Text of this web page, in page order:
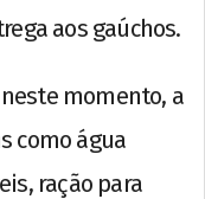
aos gaúchos.
momento, a
como água
ração para